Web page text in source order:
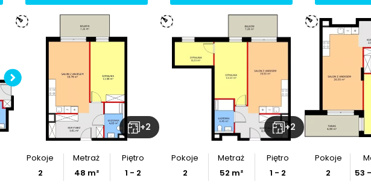
inwestycyjnego
Pobierzrzut
+2
Pokoje
2
Metraż
48 m²
Piętro
1 - 2
+2
Pokoje
2
Metraż
52 m²
Piętro
1 - 2
Pokoje
2
53 -